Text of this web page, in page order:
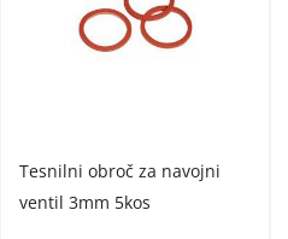
Tesnilni obroč za navojni
ventil 3mm 5kos